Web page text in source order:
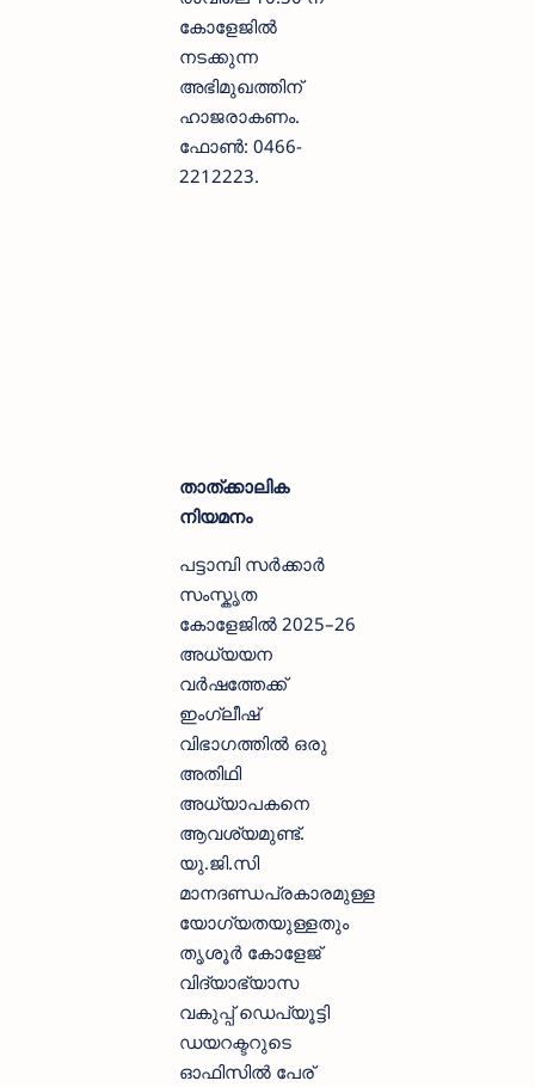
കോളേജില്‍
നടക്കുന്ന
അഭിമുഖത്തിന്
ഹാജരാകണം.
ഫോണ്‍: 0466-
2212223.
താത്ക്കാലിക
നിയമനം
പട്ടാമ്പി സർക്കാർ
സംസ്കൃത
കോളേജിൽ 2025–26
അധ്യയന
വർഷത്തേക്ക്
ഇംഗ്ലീഷ്
വിഭാഗത്തിൽ ഒരു
അതിഥി
അധ്യാപകനെ
ആവശ്യമുണ്ട്.
യു.ജി.സി
മാനദണ്ഡപ്രകാരമുള്ള
യോഗ്യതയുള്ളതും
തൃശൂർ കോളേജ്
വിദ്യാഭ്യാസ
വകുപ്പ് ഡെപ്യൂട്ടി
ഡയറക്ടറുടെ
ഓഫിസിൽ പേര്